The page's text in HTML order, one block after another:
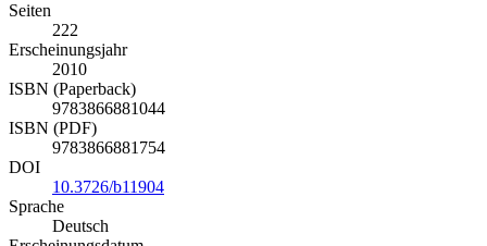
Seiten
222
Erscheinungsjahr
2010
ISBN (Paperback)
9783866881044
ISBN (PDF)
9783866881754
DOI
10.3726/b11904
Sprache
Deutsch